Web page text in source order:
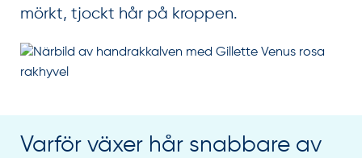
mörkt, tjockt hår på kroppen.
Varför växer hår snabbare av